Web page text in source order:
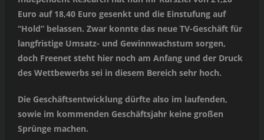
Euro auf 18,40 Euro gesenkt und die Einstufung auf
“Hold” belassen. Zwar konnte das neue TV-Geschäft für
langfristige Umsatz- und Gewinnwachstum sorgen,
doch Freenet steht hier noch am Anfang und der Druck
des Wettbewerbs sei in diesem Bereich sehr hoch.
Die Geschäftsentwicklung dürfte also im laufenden,
sowie im kommenden Geschäftsjahr keine großen
Sprünge machen.